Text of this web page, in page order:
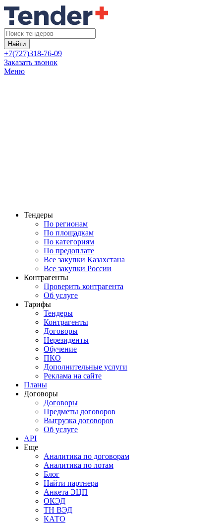
Найти
+7(727)318-76-09
Заказать звонок
Меню
Тендеры
По регионам
По площадкам
По категориям
По предоплате
Все закупки Казахстана
Все закупки России
Контрагенты
Проверить контрагента
Об услуге
Тарифы
Тендеры
Контрагенты
Договоры
Нерезиденты
Обучение
ПКО
Дополнительные услуги
Реклама на сайте
Планы
Договоры
Договоры
Предметы договоров
Выгрузка договоров
Об услуге
API
Еще
Аналитика по договорам
Аналитика по лотам
Блог
Найти партнера
Анкета ЭЦП
ОКЭД
ТН ВЭД
КАТО